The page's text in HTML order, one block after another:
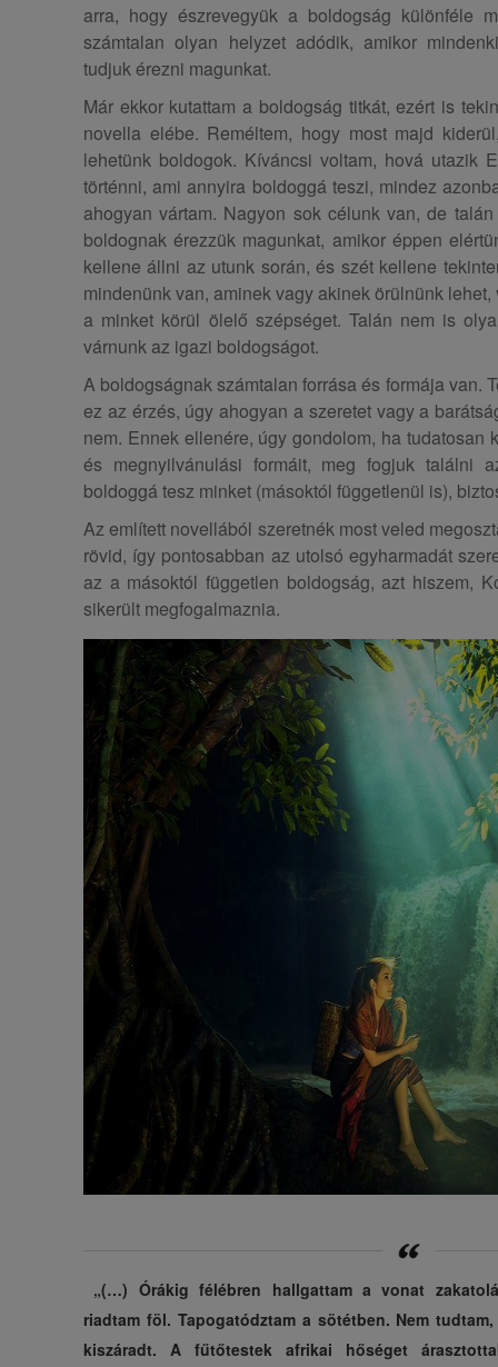
arra, hogy észrevegyük a boldogság különféle
számtalan olyan helyzet adódik, amikor
tudjuk érezni magunkat.
Már ekkor kutattam a boldogság titkát, ezért is
novella elébe. Reméltem, hogy most majd
lehetünk boldogok. Kíváncsi voltam, hová utazik
történni, ami annyira boldoggá teszi, mindez
ahogyan vártam. Nagyon sok célunk van, de
boldognak érezzük magunkat, amikor éppen
kellene állni az utunk során, és szét kellene
mindenünk van, aminek vagy akinek örülnünk
a minket körül ölelő szépséget. Talán nem is
várnunk az igazi boldogságot.
A boldogságnak számtalan forrása és formája van.
ez az érzés, úgy ahogyan a szeretet vagy a
nem. Ennek ellenére, úgy gondolom, ha tudatosan
és megnyilvánulási formáit, meg fogjuk találni
boldoggá tesz minket (másoktól függetlenül is),
Az említett novellából szeretnék most veled
rövid, így pontosabban az utolsó egyharmadát
az a másoktól független boldogság, azt hiszem,
sikerült megfogalmaznia.
„(…) Órákig félébren hallgattam a vonat
riadtam föl. Tapogatództam a sötétben. Nem
kiszáradt. A fűtőtestek afrikai hőséget